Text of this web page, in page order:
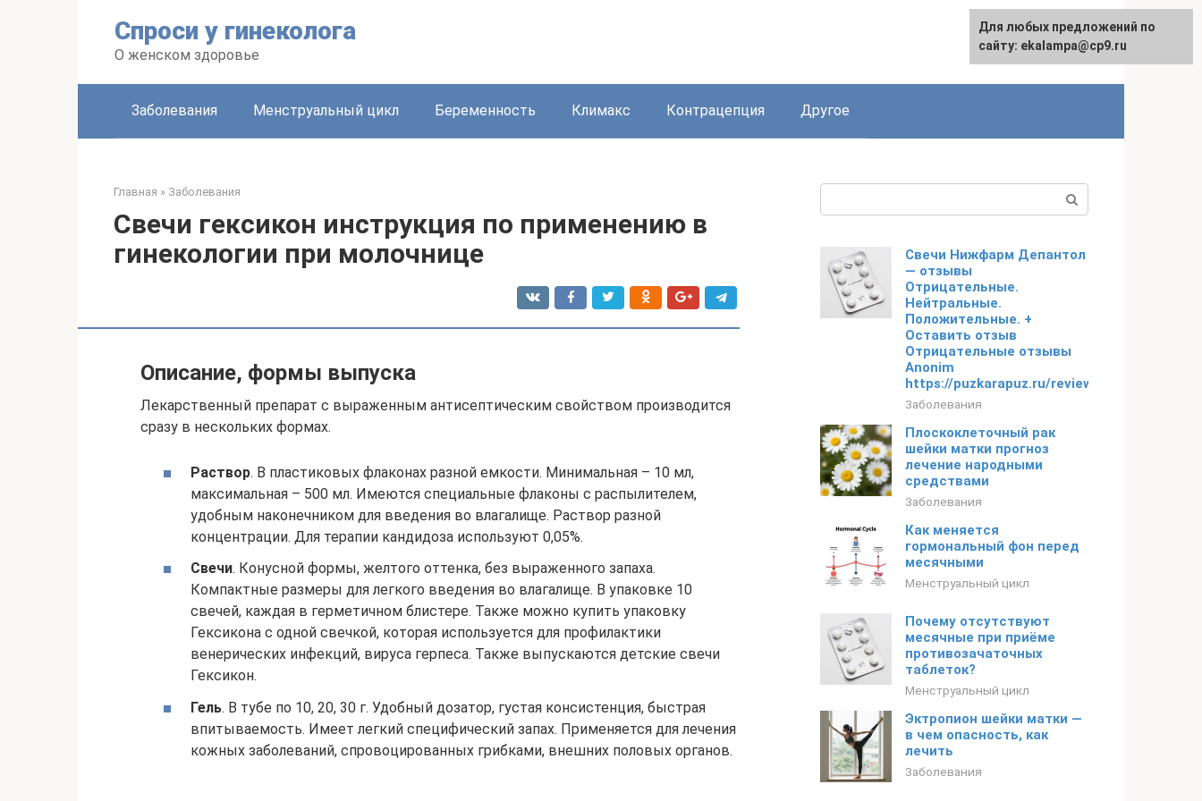
Спроси у гинеколога
О женском здоровье
English
Заболевания Менструальный цикл Беременность Климакс Контрацепция Другое
Главная » Заболевания
Свечи гексикон инструкция по применению в
гинекологии при молочнице
Описание, формы выпуска
Лекарственный препарат с выраженным антисептическим свойством производится
сразу в нескольких формах.
Раствор. В пластиковых флаконах разной емкости. Минимальная – 10 мл,
максимальная – 500 мл. Имеются специальные флаконы с распылителем,
удобным наконечником для введения во влагалище. Раствор разной
концентрации. Для терапии кандидоза используют 0,05%.
Свечи. Конусной формы, желтого оттенка, без выраженного запаха.
Компактные размеры для легкого введения во влагалище. В упаковке 10
свечей, каждая в герметичном блистере. Также можно купить упаковку
Гексикона с одной свечкой, которая используется для профилактики
венерических инфекций, вируса герпеса. Также выпускаются детские свечи
Гексикон.
Гель. В тубе по 10, 20, 30 г. Удобный дозатор, густая консистенция, быстрая
впитываемость. Имеет легкий специфический запах. Применяется для лечения
кожных заболеваний, спровоцированных грибками, внешних половых органов.
Свечи Нижфарм Депантол
— отзывы
Отрицательные.
Нейтральные.
Положительные. +
Оставить отзыв
Отрицательные отзывы
Anonim
https://puzkarapuz.ru/review/detail/
Заболевания
Плоскоклеточный рак
шейки матки прогноз
лечение народными
средствами
Заболевания
Как меняется
гормональный фон перед
месячными
Менструальный цикл
Почему отсутствуют
месячные при приёме
противозачаточных
таблеток?
Менструальный цикл
Эктропион шейки матки —
в чем опасность, как
лечить
Заболевания
Для любых предложений по
сайту: [email protected]
Для любых предложений по
сайту: ekalampa@cp9.ru